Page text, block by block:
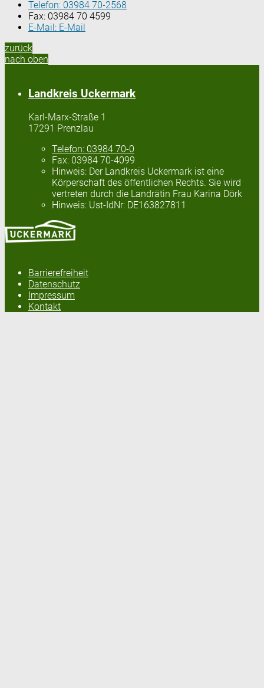
Telefon: 03984 70-2568
Fax: 03984 70 4599
E-Mail: E-Mail
zurück
nach oben
Landkreis Uckermark
Karl-Marx-Straße 1
17291 Prenzlau
Telefon: 03984 70-0
Fax: 03984 70-4099
Hinweis: Der Landkreis Uckermark ist eine
Körperschaft des öffentlichen Rechts. Sie wird
vertreten durch die Landrätin Frau Karina Dörk
Hinweis: Ust-IdNr: DE163827811
Barrierefreiheit
Datenschutz
Impressum
Kontakt